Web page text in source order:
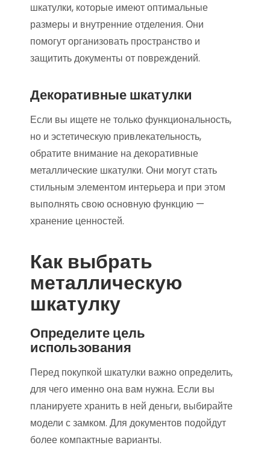
шкатулки, которые имеют оптимальные
размеры и внутренние отделения. Они
помогут организовать пространство и
защитить документы от повреждений.
Декоративные шкатулки
Если вы ищете не только функциональность,
но и эстетическую привлекательность,
обратите внимание на декоративные
металлические шкатулки. Они могут стать
стильным элементом интерьера и при этом
выполнять свою основную функцию —
хранение ценностей.
Как выбрать
металлическую
шкатулку
Определите цель
использования
Перед покупкой шкатулки важно определить,
для чего именно она вам нужна. Если вы
планируете хранить в ней деньги, выбирайте
модели с замком. Для документов подойдут
более компактные варианты.